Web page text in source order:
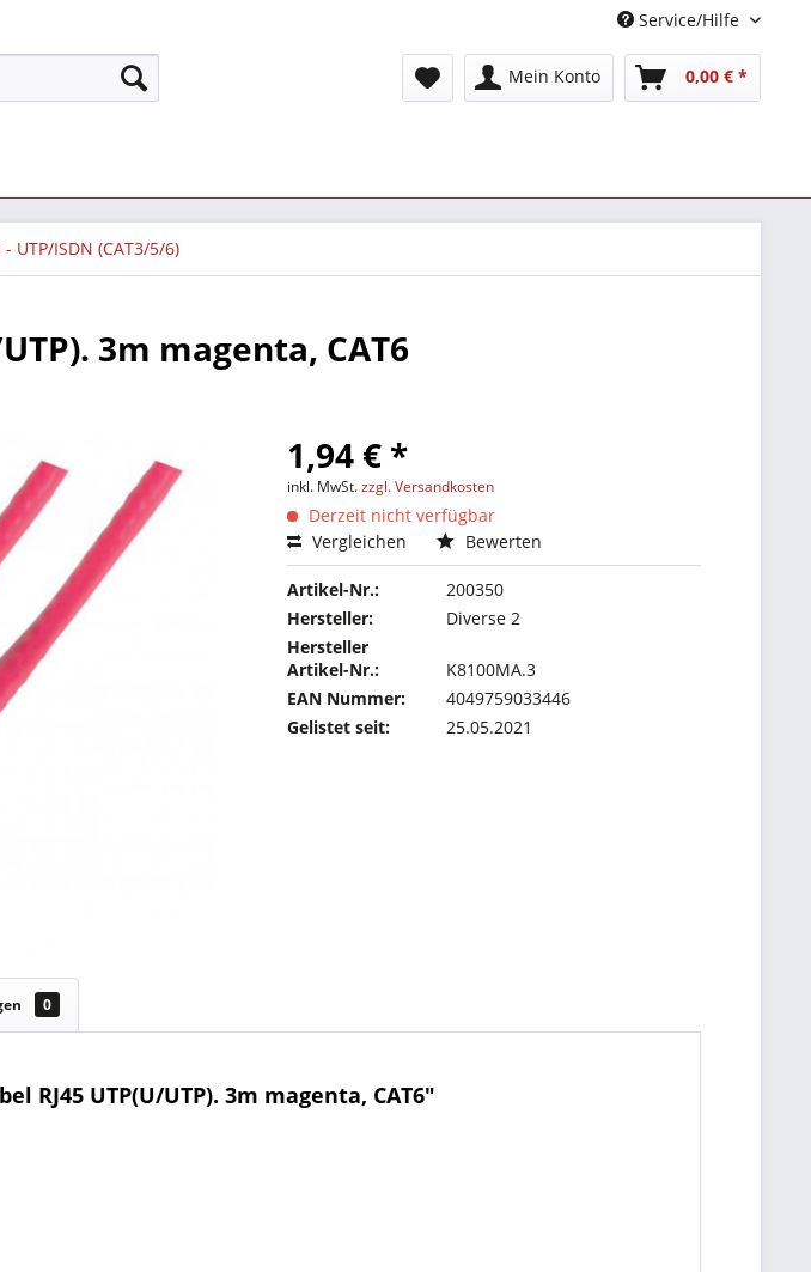
Service/Hilfe
Mein Konto 0,00 € *
UTP/ISDN (CAT3/5/6)
3m magenta, CAT6
1,94 € *
inkl. MwSt.zzgl. Versandkosten
Derzeit nicht verfügbar
Vergleichen
Bewerten
Artikel-Nr.:
200350
Hersteller:
Diverse 2
Hersteller
Artikel-Nr.:
K8100MA.3
EAN Nummer:
4049759033446
Gelistet seit:
25.05.2021
0
UTP(U/UTP). 3m magenta, CAT6"